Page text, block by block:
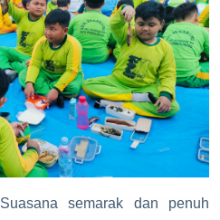
Suasana semarak dan penuh